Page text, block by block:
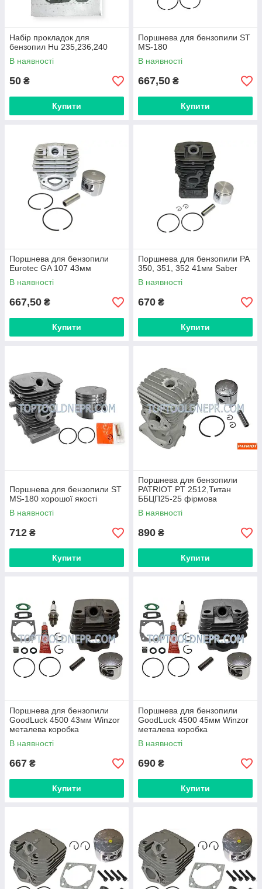
Набір прокладок для
бензопил Hu 235,236,240
В наявності
50 ₴
Купити
Поршнева для бензопили ST
MS-180
В наявності
667,50 ₴
Купити
Поршнева для бензопили
Eurotec GA 107 43мм
В наявності
667,50 ₴
Купити
Поршнева для бензопили PA
350, 351, 352 41мм Saber
В наявності
670 ₴
Купити
Поршнева для бензопили ST
MS-180 хорошої якості
В наявності
712 ₴
Купити
Поршнева для бензопили
PATRIOT PT 2512,Титан
ББЦП25-25 фірмова
В наявності
890 ₴
Купити
Поршнева для бензопили
GoodLuck 4500 43мм Winzor
металева коробка
В наявності
667 ₴
Купити
Поршнева для бензопили
GoodLuck 4500 45мм Winzor
металева коробка
В наявності
690 ₴
Купити